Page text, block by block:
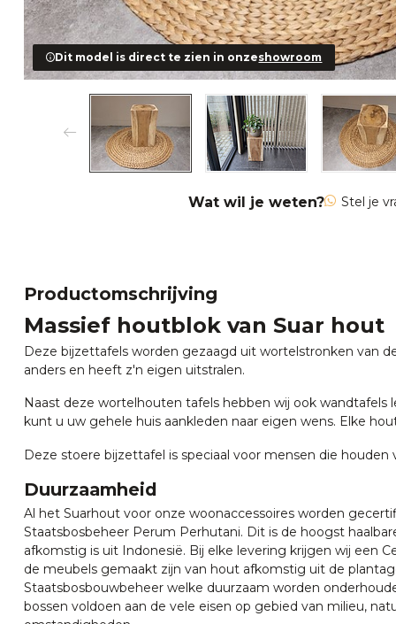
Dit model is direct te zien in onzeshowroom
Wat wil je weten? Stel je
Productomschrijving
Massief houtblok van Suar hout
Deze bijzettafels worden gezaagd uit wortelstronken van
anders en heeft z'n eigen uitstralen.
Naast deze wortelhouten tafels hebben wij ook wandtafels
kunt u uw gehele huis aankleden naar eigen wens. Elke
Deze stoere bijzettafel is speciaal voor mensen die houden
Duurzaamheid
Al het Suarhout voor onze woonaccessoires worden
Staatsbosbeheer Perum Perhutani. Dit is de hoogst
afkomstig is uit Indonesië. Bij elke levering krijgen wij een
de meubels gemaakt zijn van hout afkomstig uit de
Staatsbosbouwbeheer welke duurzaam worden
bossen voldoen aan de vele eisen op gebied van milieu,